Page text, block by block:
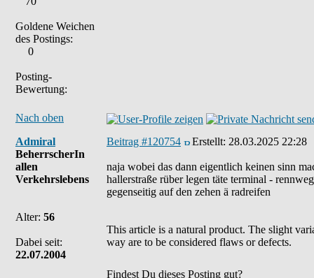
Goldene Weichen
des Postings:
0
Posting-
Bewertung:
Nach oben
Admiral
BeherrscherIn
allen
Verkehrslebens
Alter: 56
Dabei seit:
22.07.2004
Beitrag #120754 Erstellt: 28.03.2025 22:28
naja wobei das dann eigentlich keinen sinn
hallerstraße rüber legen täte terminal -
gegenseitig auf den zehen ä radreifen
This article is a natural product. The slight
way are to be considered flaws or defects.
Findest Du dieses Posting gut?